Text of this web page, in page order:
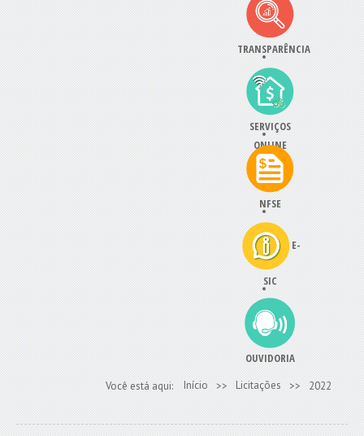
TRANSPARÊNCIA
SERVIÇOS
ONLINE
NFSE
E-
SIC
OUVIDORIA
Você está aqui: Início >> Licitações >> 2022